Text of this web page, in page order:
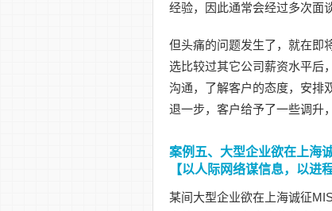
经验，因此通常会经过多次面
但头痛的问题发生了，就在即
选比较过其它公司薪资水平后
沟通，了解客户的态度，安排
退一步，客户给予了一些调升
案例五、大型企业欲在上海
【以人际网络谋信息，以进
某间大型企业欲在上海诚征